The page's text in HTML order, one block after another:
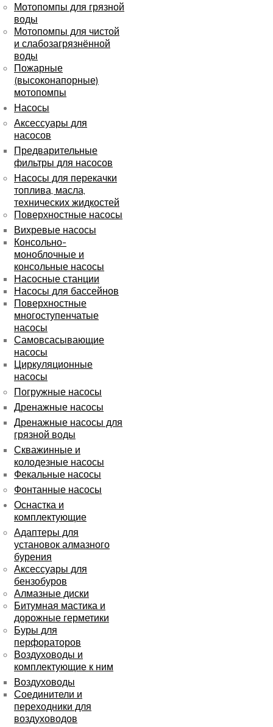
Мотопомпы для грязной
воды
Мотопомпы для чистой
и слабозагрязнённой
воды
Пожарные
(высоконапорные)
мотопомпы
Насосы
Аксессуары для
насосов
Предварительные
фильтры для насосов
Насосы для перекачки
топлива, масла,
технических жидкостей
Поверхностные насосы
Вихревые насосы
Консольно-
моноблочные и
консольные насосы
Насосные станции
Насосы для бассейнов
Поверхностные
многоступенчатые
насосы
Самовсасывающие
насосы
Циркуляционные
насосы
Погружные насосы
Дренажные насосы
Дренажные насосы для
грязной воды
Скважинные и
колодезные насосы
Фекальные насосы
Фонтанные насосы
Оснастка и
комплектующие
Адаптеры для
установок алмазного
бурения
Аксессуары для
бензобуров
Алмазные диски
Битумная мастика и
дорожные герметики
Буры для
перфораторов
Воздуховоды и
комплектующие к ним
Воздуховоды
Соединители и
переходники для
воздуховодов